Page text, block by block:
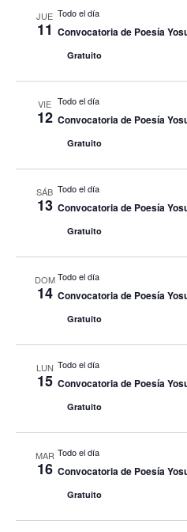
JUE
11
Todo el día
Convocatoria de Poesía
Gratuito
VIE
12
Todo el día
Convocatoria de Poesía
Gratuito
SÁB
13
Todo el día
Convocatoria de Poesía
Gratuito
DOM
14
Todo el día
Convocatoria de Poesía
Gratuito
LUN
15
Todo el día
Convocatoria de Poesía
Gratuito
MAR
16
Todo el día
Convocatoria de Poesía
Gratuito